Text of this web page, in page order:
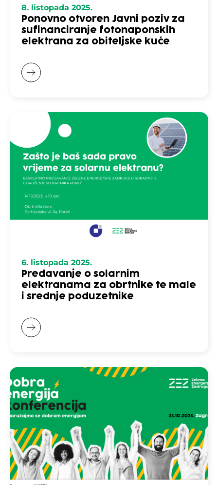
8. listopada 2025.
Ponovno otvoren Javni poziv za
sufinanciranje fotonaponskih
elektrana za obiteljske kuće
6. listopada 2025.
Predavanje o solarnim
elektranama za obrtnike te male
i srednje poduzetnike